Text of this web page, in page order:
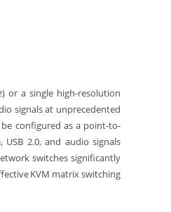
or a single high-resolution
signals at unprecedented
configured as a point-to-
2.0, and audio signals
switches significantly
KVM matrix switching